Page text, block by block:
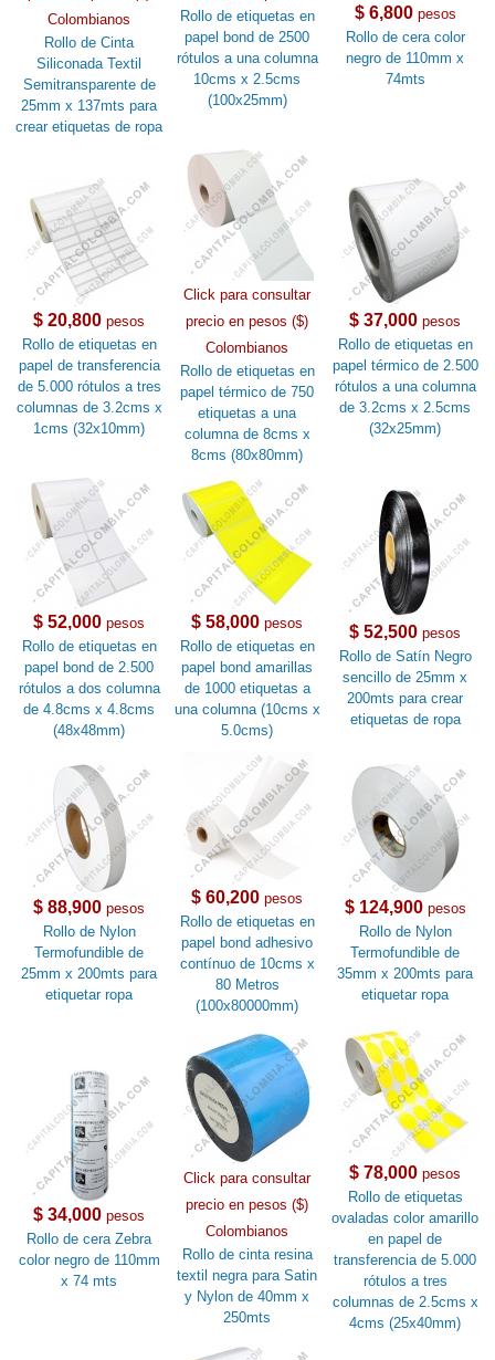
Colombianos
Rollo de Cinta
Siliconada Textil
Semitransparente de
25mm x 137mts para
crear etiquetas de ropa
Rollo de etiquetas en
papel bond de 2500
rótulos a una columna
10cms x 2.5cms
(100x25mm)
$ 6,800pesos
Rollo de cera color
negro de 110mm x
74mts
$ 20,800 pesos
Rollo de etiquetas en
papel de transferencia
de 5.000 rótulos a tres
columnas de 3.2cms x
1cms (32x10mm)
Click para consultar
precio en pesos ($)
Colombianos
Rollo de etiquetas en
papel térmico de 750
etiquetas a una
columna de 8cms x
8cms (80x80mm)
$ 37,000 pesos
Rollo de etiquetas en
papel térmico de 2.500
rótulos a una columna
de 3.2cms x 2.5cms
(32x25mm)
$ 52,000 pesos
Rollo de etiquetas en
papel bond de 2.500
rótulos a dos columna
de 4.8cms x 4.8cms
(48x48mm)
$ 58,000 pesos
Rollo de etiquetas en
papel bond amarillas
de 1000 etiquetas a
una columna (10cms x
5.0cms)
$ 52,500 pesos
Rollo de Satín Negro
sencillo de 25mm x
200mts para crear
etiquetas de ropa
$ 88,900 pesos
Rollo de Nylon
Termofundible de
25mm x 200mts para
etiquetar ropa
$ 60,200 pesos
Rollo de etiquetas en
papel bond adhesivo
contínuo de 10cms x
80 Metros
(100x80000mm)
$ 124,900pesos
Rollo de Nylon
Termofundible de
35mm x 200mts para
etiquetar ropa
$ 34,000 pesos
Rollo de cera Zebra
color negro de 110mm
x 74 mts
Click para consultar
precio en pesos ($)
Colombianos
Rollo de cinta resina
textil negra para Satin
y Nylon de 40mm x
250mts
$ 78,000 pesos
Rollo de etiquetas
ovaladas color amarillo
en papel de
transferencia de 5.000
rótulos a tres
columnas de 2.5cms x
4cms (25x40mm)